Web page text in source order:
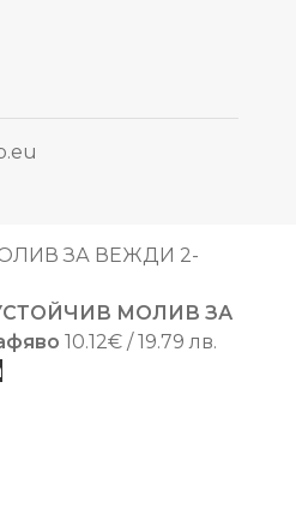
МОЛИВ ЗА
10.12€ / 19.79 лв.